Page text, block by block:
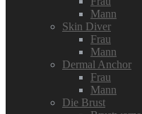
Mann
Skin Diver
Frau
Mann
Dermal Anchor
Frau
Mann
Die Brust